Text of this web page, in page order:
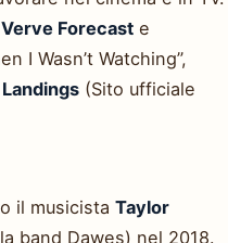
Verve Forecast e
I Wasn’t Watching”,
(Sito ufficiale
il musicista Taylor
band Dawes) nel 2018.